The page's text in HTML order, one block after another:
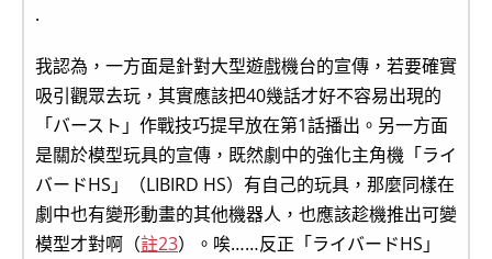
.
我認為，一方面是針對大型遊戲機台的宣傳，若要確實
吸引觀眾去玩，其實應該把40幾話才好不容易出現的
「バースト」作戰技巧提早放在第1話播出。另一方面
是關於模型玩具的宣傳，既然劇中的強化主角機「ライ
バードHS」（LIBIRD HS）有自己的玩具，那麼同樣在
劇中也有變形動畫的其他機器人，也應該趁機推出可變
模型才對啊（註23）。唉……反正「ライバードHS」